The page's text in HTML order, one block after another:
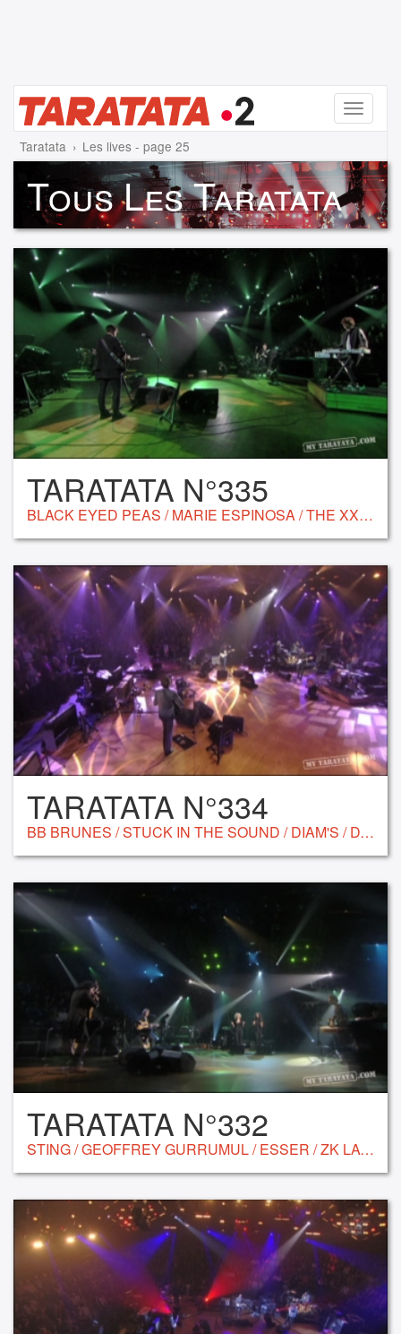
Menu
Taratata Les lives - page 25
Tous Les Taratata
TARATATA N°335
BLACK EYED PEAS / MARIE ESPINOSA / THE XX / FÉFÉ / INNA MODJA
TARATATA N°334
BB BRUNES / STUCK IN THE SOUND / DIAM'S / DA SILVA / VV BROWN
TARATATA N°332
STING / GEOFFREY GURRUMUL / ESSER / ZK LAUGHED